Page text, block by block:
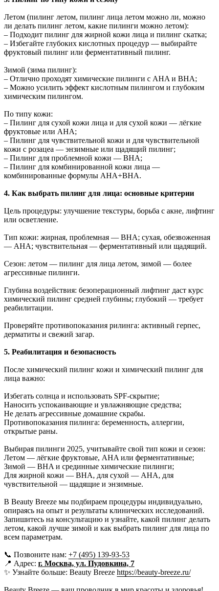
Летом (пилинг летом, пилинг лица летом можно ли, можно
ли делать пилинг летом, какие пилинги можно летом):
– Подходит пилинг для жирной кожи лица и пилинг скатка;
– Избегайте глубоких кислотных процедур — выбирайте
фруктовый пилинг или ферментативный пилинг.
Зимой (зима пилинг):
– Отлично проходят химические пилинги с AHA и BHA;
– Можно усилить эффект кислотным пилингом и глубоким
химическим пилингом.
По типу кожи:
– Пилинг для сухой кожи лица и для сухой кожи — лёгкие
фруктовые или AHA;
– Пилинг для чувствительной кожи и для чувствительной
кожи с розацеа — энзимные или щадящий пилинг;
– Пилинг для проблемной кожи — BHA;
– Пилинг для комбинированной кожи лица —
комбинированные формулы AHA+BHA.
4. Как выбрать пилинг для лица: основные критерии
Цель процедуры: улучшение текстуры, борьба с акне, лифтинг
или осветление.
Тип кожи: жирная, проблемная — BHA; сухая, обезвоженная
— AHA; чувствительная — ферментативный или щадящий.
Сезон: летом — пилинг для лица летом, зимой — более
агрессивные пилинги.
Глубина воздействия: безоперационный лифтинг даст курс
химический пилинг средней глубины; глубокий — требует
реабилитации.
Проверяйте противопоказания pилинга: активный герпес,
дерматиты и свежий загар.
5. Реабилитация и безопасность
После химический пилинг кожи и химический пилинг для
лица важно:
Избегать солнца и использовать SPF-скрытие;
Наносить успокаивающие и увлажняющие средства;
Не делать агрессивные домашние скрабы.
Противопоказания пилинга: беременность, аллергии,
открытые раны.
Выбирая пилинги 2025, учитывайте свой тип кожи и сезон:
Летом — лёгкие фруктовые, AHA или ферментативные;
Зимой — BHA и срединные химические пилинги;
Для жирной кожи — BHA, для сухой — AHA, для
чувствительной — щадящие и энзимные.
В Beauty Breeze мы подбираем процедуры индивидуально,
опираясь на опыт и результаты клинических исследований.
Запишитесь на консультацию и узнайте, какой пилинг делать
летом, какой лучше зимой и как выбрать пилинг для лица по
всем параметрам.
📞 Позвоните нам: +7 (495) 139-93-53
📍 Адрес: г. Москва, ул. Пудовкина, 7
✨ Узнайте больше: Beauty Breeze https://beauty-breeze.ru/